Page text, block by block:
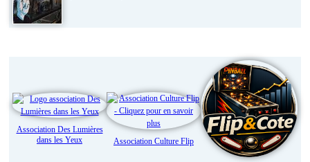
Association Des Lumières
dans les Yeux
Association Culture Flip